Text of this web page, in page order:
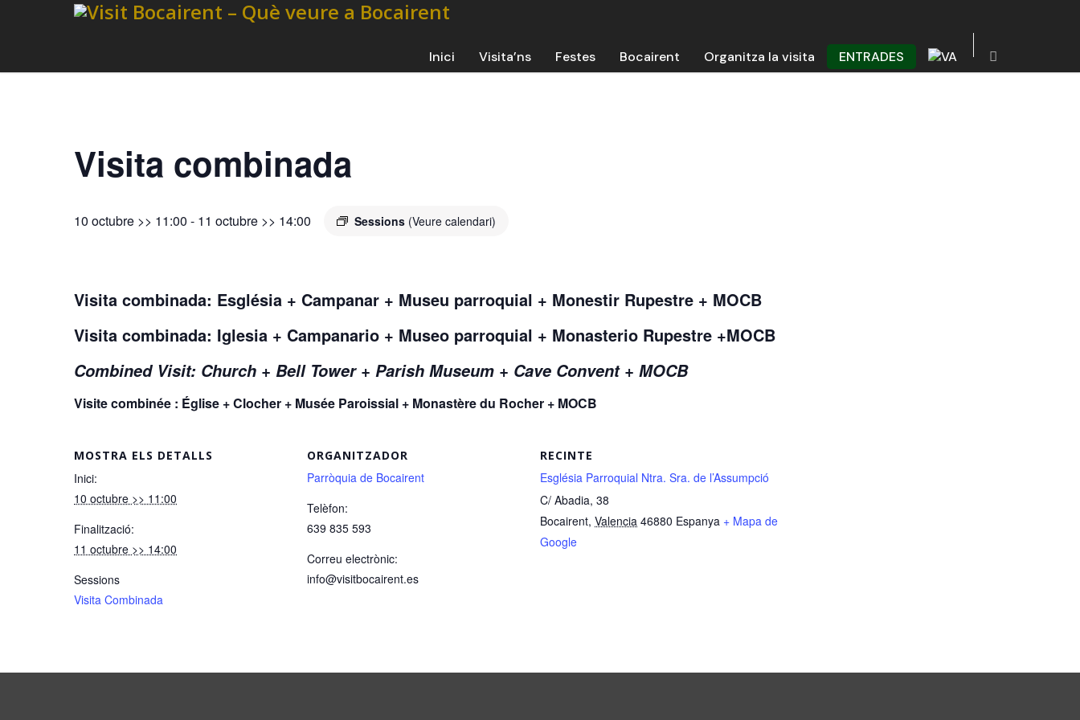
Inici Visita’ns Festes Bocairent Organitza la visita ENTRADES
Visita combinada
10 octubre >> 11:00 - 11 octubre >> 14:00 Sessions (Veure calendari)
Visita combinada: Església + Campanar + Museu parroquial + Monestir Rupestre + MOCB
Visita combinada: Iglesia + Campanario + Museo parroquial + Monasterio Rupestre +MOCB
Combined Visit: Church + Bell Tower + Parish Museum + Cave Convent + MOCB
Visite combinée : Église + Clocher + Musée Paroissial + Monastère du Rocher + MOCB
MOSTRA ELS DETALLS
Inici:
10 octubre >> 11:00
Finalització:
11 octubre >> 14:00
Sessions
Visita Combinada
ORGANITZADOR
Parròquia de Bocairent
Telèfon:
639 835 593
Correu electrònic:
info@visitbocairent.es
RECINTE
Església Parroquial Ntra. Sra. de l’Assumpció
C/ Abadia, 38
Bocairent, Valencia 46880 Espanya + Mapa de
Google